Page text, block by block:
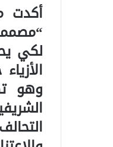
أكدت
لكي
وهو